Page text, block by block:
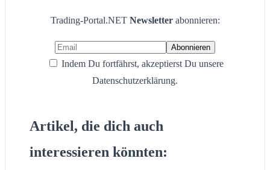
Trading-Portal.NET Newsletter abonnieren:
Indem Du fortfährst, akzeptierst Du unsere
Datenschutzerklärung.
Artikel, die dich auch
interessieren könnten: